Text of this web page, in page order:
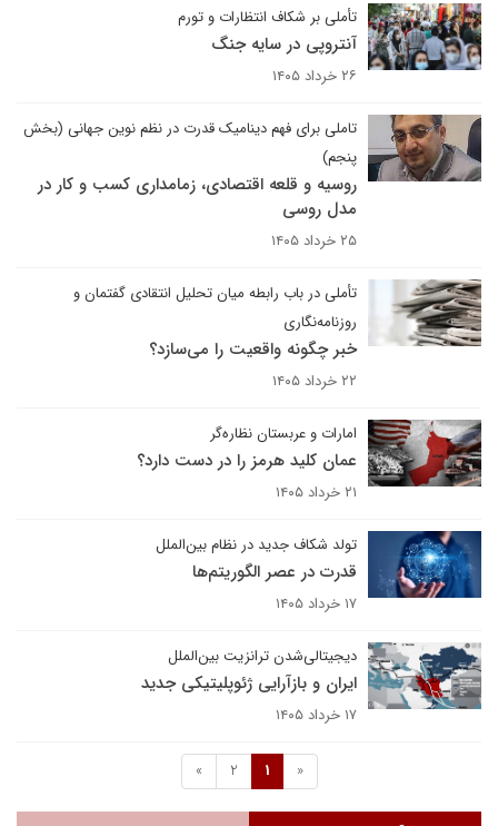
تأملی بر شکاف انتظارات و تورم
آنتروپی در سایه جنگ
۲۶ خرداد ۱۴۰۵
تاملی برای فهم دینامیک قدرت در نظم نوین جهانی (بخش
پنجم)
روسیه و قلعه اقتصادی، زمامداری کسب و کار در
مدل روسی
۲۵ خرداد ۱۴۰۵
تأملی در باب رابطه میان تحلیل انتقادی گفتمان و
روزنامه‌نگاری
خبر چگونه واقعیت را می‌سازد؟
۲۲ خرداد ۱۴۰۵
امارات و عربستان نظاره‌گر
عمان کلید هرمز را در دست دارد؟
۲۱ خرداد ۱۴۰۵
تولد شکاف جدید در نظام بین‌الملل
قدرت در عصر الگوریتم‌ها
۱۷ خرداد ۱۴۰۵
دیجیتالی‌شدن ترانزیت بین‌الملل
ایران و بازآرایی ژئوپلیتیکی جدید
۱۷ خرداد ۱۴۰۵
«
1
2
»